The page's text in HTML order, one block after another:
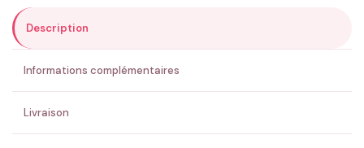
ENVOYER MA DEMANDE ✨
💚 Retour sous 24-48h🇫🇷 Flocage en France✅ Validation avant fabrication
Description
Informations complémentaires
Livraison